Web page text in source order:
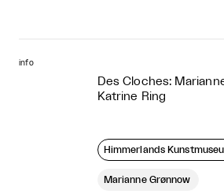
info
Des Cloches:
Katrine Ring
Himmerlands
Marianne Grønnow